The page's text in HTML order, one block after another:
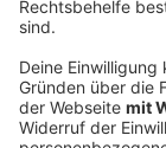
die Life Radio
6.) Life Radio
technisch